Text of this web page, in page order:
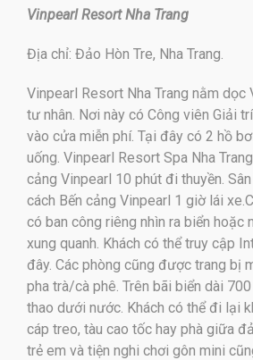
Vinpearl Resort Nha Trang
Địa chỉ: Đảo Hòn Tre, Nha Trang.
Vinpearl Resort Nha Trang nằm dọc
tư nhân. Nơi này có Công viên Giải
vào cửa miễn phí. Tại đây có 2 hồ
uống. Vinpearl Resort Spa Nha
cảng Vinpearl 10 phút đi thuyền. Sân
cách Bến cảng Vinpearl 1 giờ lái
có ban công riêng nhìn ra biển hoặc
xung quanh. Khách có thể truy cập
đây. Các phòng cũng được trang bị
pha trà/cà phê. Trên bãi biển dài
thao dưới nước. Khách có thể đi lại
cáp treo, tàu cao tốc hay phà giữa
trẻ em và tiện nghi chơi gôn mini